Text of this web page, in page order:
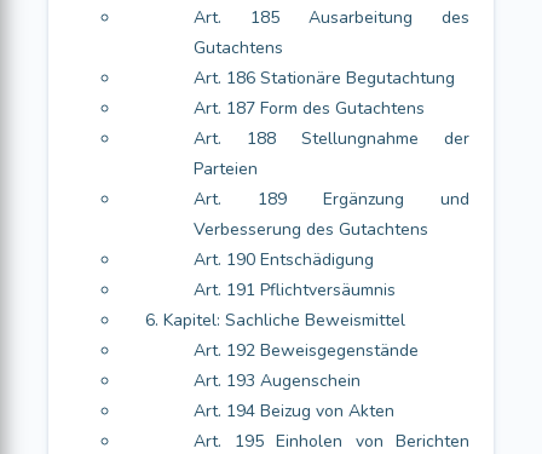
Art. 185 Ausarbeitung des
Gutachtens
Art. 186 Stationäre Begutachtung
Art. 187 Form des Gutachtens
Art. 188 Stellungnahme der
Parteien
Art. 189 Ergänzung und
Verbesserung des Gutachtens
Art. 190 Entschädigung
Art. 191 Pflichtversäumnis
6. Kapitel: Sachliche Beweismittel
Art. 192 Beweisgegenstände
Art. 193 Augenschein
Art. 194 Beizug von Akten
Art. 195 Einholen von Berichten